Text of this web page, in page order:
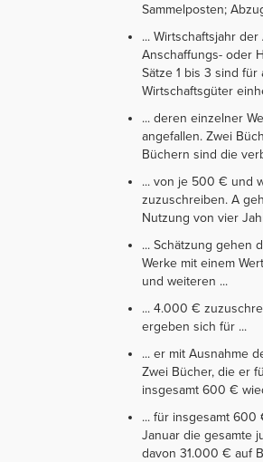
Sammelposten;
... Wirtschaftsjahr
Anschaffungs- oder
Sätze 1 bis 3 sind
Wirtschaftsgüter
... deren einzelner
angefallen. Zwei
Büchern sind die
... von je 500 € und
zuzuschreiben. A
Nutzung von vier
... Schätzung gehen
Werke mit einem
und weiteren ...
... 4.000 €
ergeben sich für ...
... er mit Ausnahme
Zwei Bücher, die er
insgesamt 600 €
... für insgesamt 600
Januar die gesamte
davon 31.000 € auf